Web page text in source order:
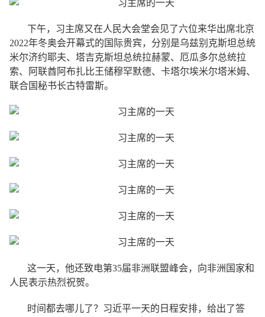
下午，习主席又在人民大会堂会见了六位来华出席北京
2022年冬奥会开幕式的国际贵宾，分别是乌兹别克斯坦总统
米尔济约耶夫、塔吉克斯坦总统拉赫蒙、厄瓜多尔总统拉
索、阿联酋阿布扎比王储穆罕默德、卡塔尔埃米尔塔米姆、
联合国秘书长古特雷斯。
这一天，他还致电第35届非洲联盟峰会，向非洲国家和
人民表示热烈祝贺。
时间都去哪儿了？习近平一天的日程安排，给出了答